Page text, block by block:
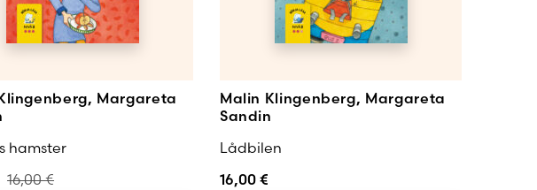
Margareta
hamster
16,00€
Malin Klingenberg, Margareta
Sandin
Lådbilen
16,00 €